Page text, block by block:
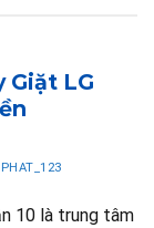
Giặt LG
10 là trung tâm